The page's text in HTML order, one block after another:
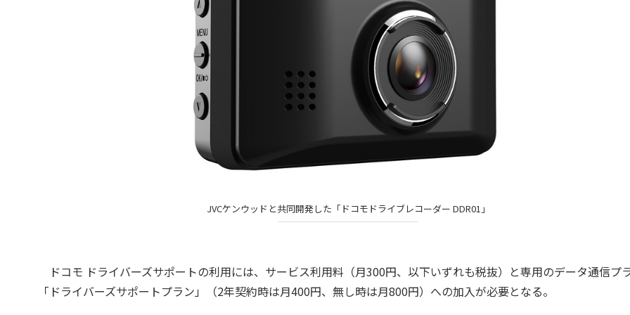
JVCケンウッドと共同開発した「ドコモドライブレコーダー DDR01」
ドコモ ドライバーズサポートの利用には、サービス利用料（月300円、以下いずれも税抜）と専用のデータ通信プ
「ドライバーズサポートプラン」（2年契約時は月400円、無し時は月800円）への加入が必要となる。